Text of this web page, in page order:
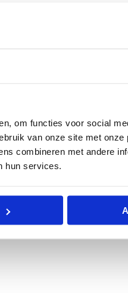
om functies voor social
van onze site met
combineren met andere
hun services.